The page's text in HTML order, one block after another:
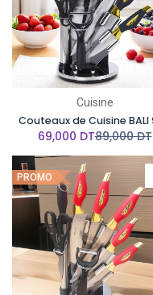
Cuisine
69,000 DT89,000DT
PROMO